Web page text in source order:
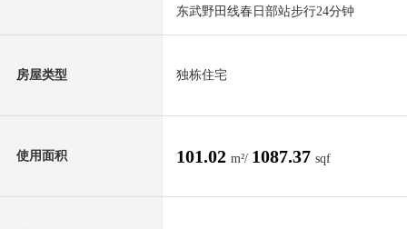
东武野田线春日部站步行24分钟
房屋类型 独栋住宅
使用面积 101.02 m²/ 1087.37 sqf